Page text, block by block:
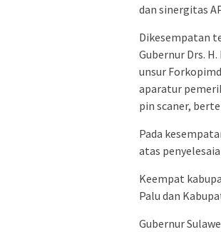
dan sinergitas
Dikesempatan
Gubernur Drs.
unsur
aparatur
pin scaner,
Pada
atas
Keempat
Palu dan
Gubernur